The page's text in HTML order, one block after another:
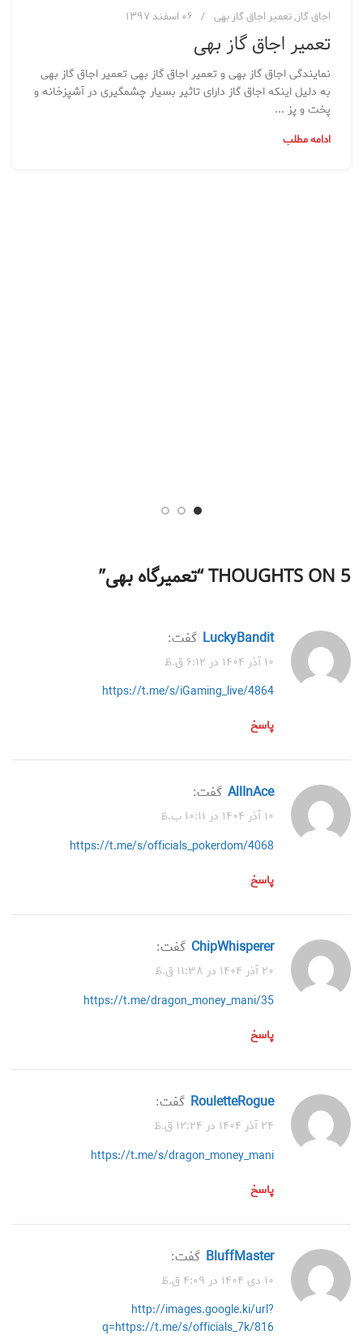
اجاق گاز,تعمیر اجاق گاز بهی ۰۶ اسفند ۱۳۹۷
تعمیر اجاق گاز بهی
نمایندگی اجاق گاز بهی و تعمیر اجاق گاز بهی تعمیر اجاق گاز بهی
به دلیل اینکه اجاق گاز دارای تاثیر بسیار چشمگیری در آشپزخانه و
پخت و پز ...
ادامه مطلب
5 THOUGHTS ON “ تعمیرگاه بهی”
LuckyBandit گفت:
۱۰ آذر ۱۴۰۴ در ۶:۱۲ ق.ظ
https://t.me/s/iGaming_live/4864
پاسخ
AllInAce گفت:
۱۰ آذر ۱۴۰۴ در ۱۰:۱۱ ب.ظ
https://t.me/s/officials_pokerdom/4068
پاسخ
ChipWhisperer گفت:
۲۰ آذر ۱۴۰۴ در ۱۱:۳۸ ق.ظ
https://t.me/dragon_money_mani/35
پاسخ
RouletteRogue گفت:
۲۴ آذر ۱۴۰۴ در ۱۲:۲۴ ق.ظ
https://t.me/s/dragon_money_mani
پاسخ
BluffMaster گفت:
۱۰ دی ۱۴۰۴ در ۴:۰۹ ق.ظ
http://images.google.ki/url?
q=https://t.me/s/officials_7k/816